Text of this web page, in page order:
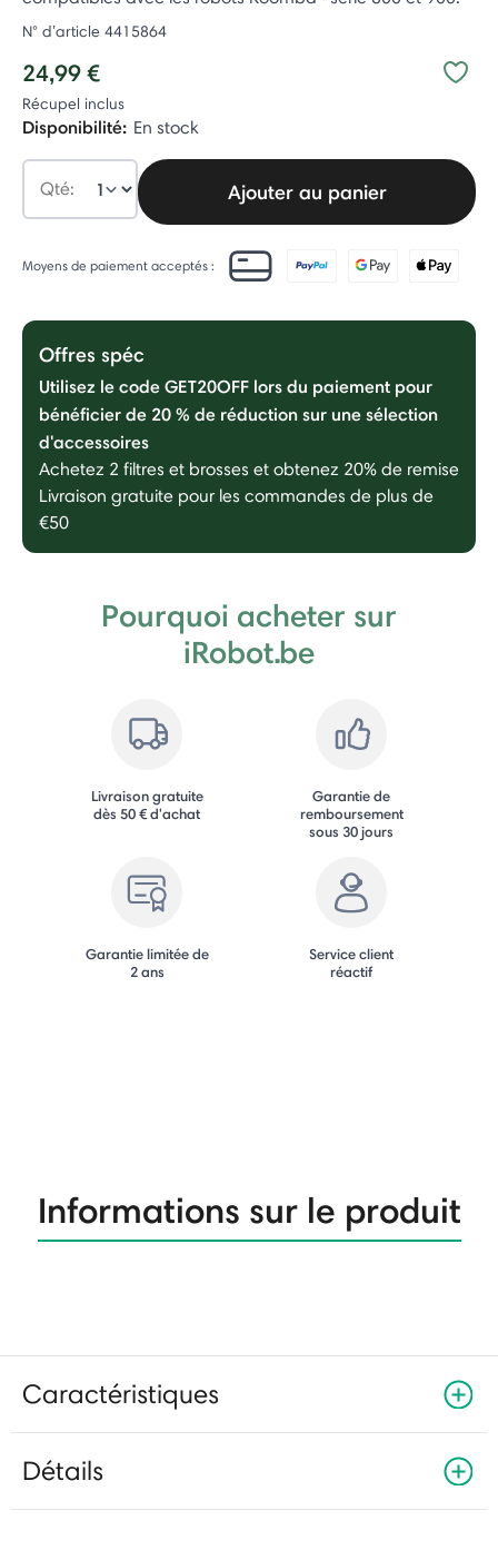
N° d’article 4415864
24,99 €
Récupel inclus
Disponibilité: En stock
Qté: Ajouter au panier
Moyens de paiement acceptés :
Offres spéc
Utilisez le code GET20OFF lors du paiement pour
bénéficier de 20 % de réduction sur une sélection
d'accessoires
Achetez 2 filtres et brosses et obtenez 20% de remise
Livraison gratuite pour les commandes de plus de
€50
Pourquoi acheter sur
iRobot.be
Livraison gratuite
dès 50 € d'achat
Garantie de
remboursement
sous 30 jours
Garantie limitée de
2 ans
Service client
réactif
Informations sur le produit
Caractéristiques
Détails